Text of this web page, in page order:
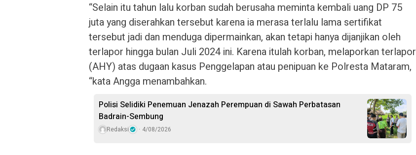
“Selain itu tahun lalu korban sudah berusaha meminta kembali uang DP 75
juta yang diserahkan tersebut karena ia merasa terlalu lama sertifikat
tersebut jadi dan menduga dipermainkan, akan tetapi hanya dijanjikan oleh
terlapor hingga bulan Juli 2024 ini. Karena itulah korban, melaporkan terlapor
(AHY) atas dugaan kasus Penggelapan atau penipuan ke Polresta Mataram,
“kata Angga menambahkan.
Polisi Selidiki Penemuan Jenazah Perempuan di Sawah Perbatasan
Badrain-Sembung
Redaksi 4/08/2026